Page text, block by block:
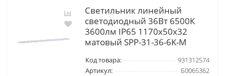
Светильник линейный
светодиодный 36Вт 6500К
3600лм IP65 1170х50х32
матовый SPP-31-36-6K-M
Код товара:
931312574
Артикул:
Б0065362